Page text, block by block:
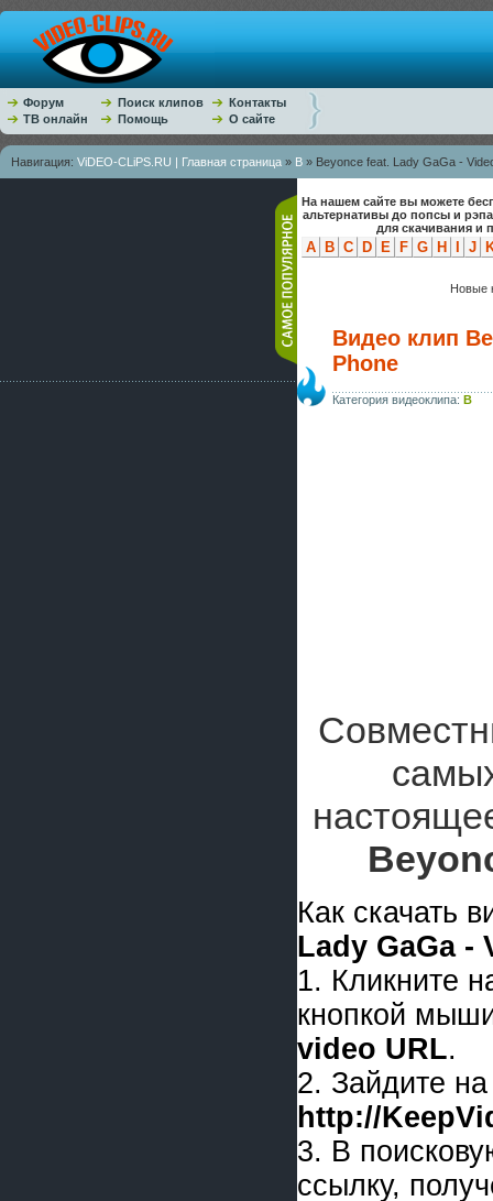
Форум Поиск клипов
Контакты
ТВ онлайн
Помощь О сайте
Навигация: ViDEO-CLiPS.RU | Главная страница » B » Beyonce feat. Lady GaGa -
На нашем сайте вы можете
альтернативы до попсы и
для скачивания и
A B C D E F G H J
Новые
Видео клип
Phone
Категория видеоклипа: B
Как скачать
Lady GaGa -
1. Кликните
кнопкой
video URL.
2. Зайдите на
http://
3. В
ссылку,